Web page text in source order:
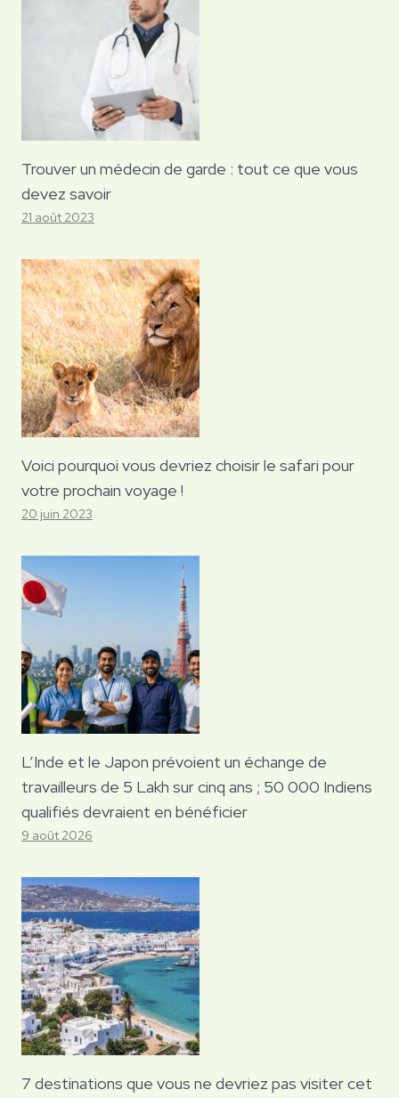
Trouver un médecin de garde : tout ce que vous
devez savoir
21 août 2023
Voici pourquoi vous devriez choisir le safari pour
votre prochain voyage !
20 juin 2023
L’Inde et le Japon prévoient un échange de
travailleurs de 5 Lakh sur cinq ans ; 50 000 Indiens
qualifiés devraient en bénéficier
9 août 2026
7 destinations que vous ne devriez pas visiter cet